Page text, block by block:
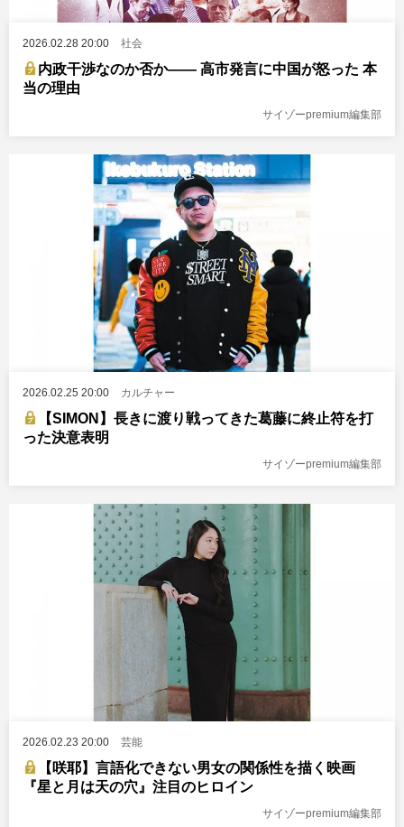
2026.02.28 20:00 社会
内政干渉なのか否か―― 高市発言に中国が怒った 本
当の理由
サイゾーpremium編集部
2026.02.25 20:00 カルチャー
【SIMON】長きに渡り戦ってきた葛藤に終止符を打
った決意表明
サイゾーpremium編集部
2026.02.23 20:00 芸能
【咲耶】言語化できない男女の関係性を描く映画
『星と月は天の穴』注目のヒロイン
サイゾーpremium編集部